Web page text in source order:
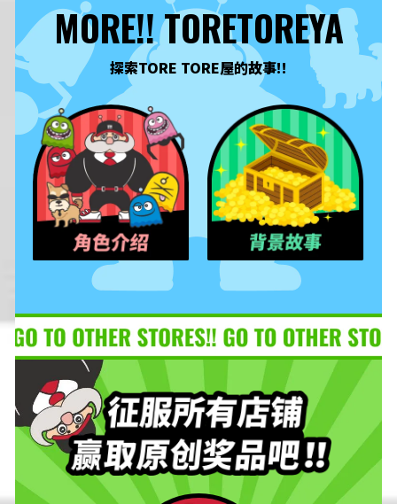
MORE!! TORETOREYA
探索TORE TORE屋的故事!!